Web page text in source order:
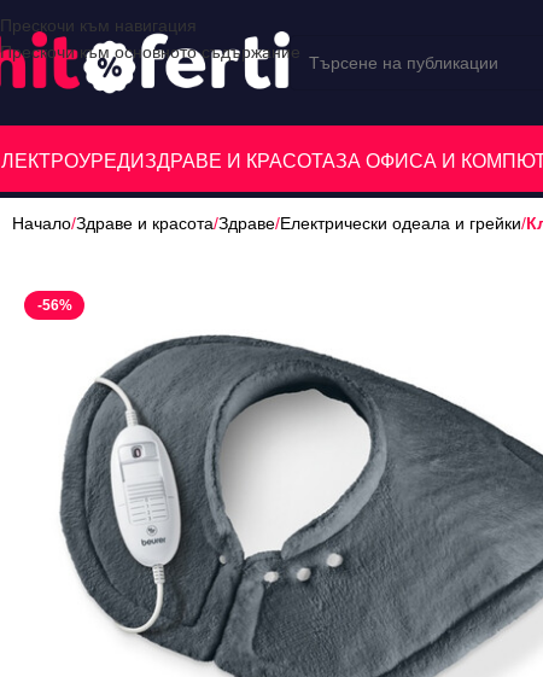
Прескочи към навигация
Прескочи към основното съдържание
ЗДРАВЕ И КРАСОТАЗА ОФИСА И
Начало/Здраве и красота/Здраве/Електрически одеала и грейки/
-56%